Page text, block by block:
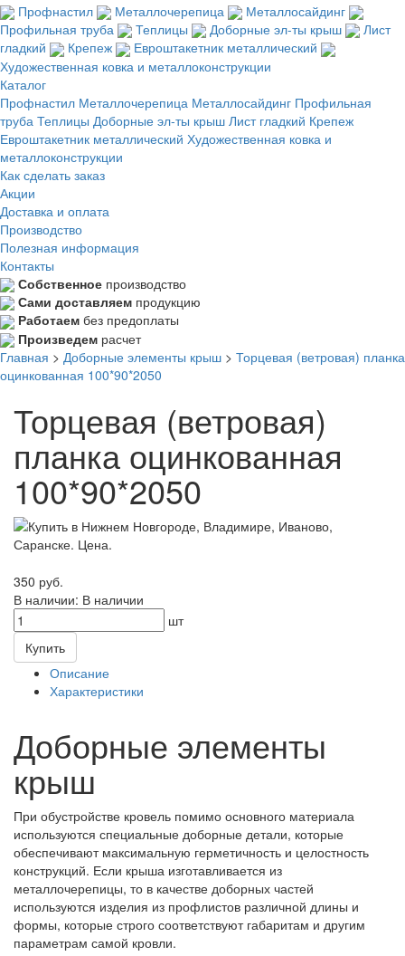
Профнастил
Металлочерепица
Металлосайдинг
Профильная труба
Теплицы Доборные эл-ты крыш
Лист
гладкий
Крепеж
Евроштакетник металлический
Художественная ковка и металлоконструкции
Каталог
Профнастил Металлочерепица Металлосайдинг Профильная
труба Теплицы Доборные эл-ты крыш Лист гладкий Крепеж
Евроштакетник металлический Художественная ковка и
металлоконструкции
Как сделать заказ
Акции
Доставка и оплата
Производство
Полезная информация
Контакты
Собственное производство
Сами доставляем продукцию
Работаем без предоплаты
Произведем расчет
Главная > Доборные элементы крыш > Торцевая (ветровая) планка
оцинкованная 100*90*2050
Торцевая (ветровая)
планка оцинкованная
100*90*2050
350 руб.
В наличии: В наличии
шт
Купить
Описание
Характеристики
Доборные элементы
крыш
При обустройстве кровель помимо основного материала
используются специальные доборные детали, которые
обеспечивают максимальную герметичность и целостность
конструкций. Если крыша изготавливается из
металлочерепицы, то в качестве доборных частей
используются изделия из профлистов различной длины и
формы, которые строго соответствуют габаритам и другим
параметрам самой кровли.